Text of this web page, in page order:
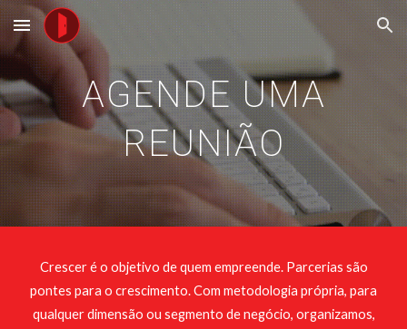
Skip to main content Skip to navigation
AGENDE UMA
REUNIÃO
Crescer é o objetivo de quem empreende. Parcerias são
pontes para o crescimento. Com metodologia própria, para
qualquer dimensão ou segmento de negócio, organizamos,